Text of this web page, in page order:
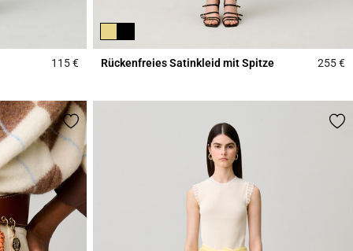
115 €4,5 out of 5 Customer Rating
Rückenfreies Satinkleid mit Spitze 255 €